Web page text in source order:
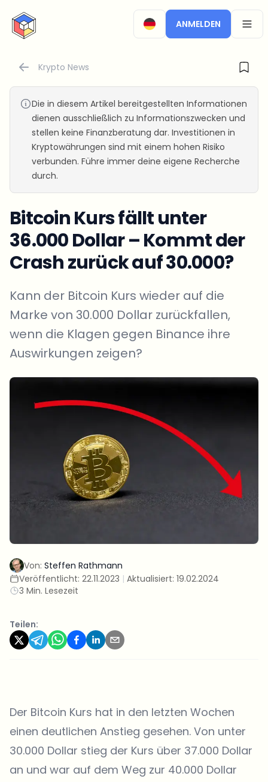
CryptoTicker
ANMELDEN
Krypto News
Die in diesem Artikel bereitgestellten Informationen
dienen ausschließlich zu Informationszwecken und
stellen keine Finanzberatung dar. Investitionen in
Kryptowährungen sind mit einem hohen Risiko
verbunden. Führe immer deine eigene Recherche
durch.
Bitcoin Kurs fällt unter
36.000 Dollar – Kommt der
Crash zurück auf 30.000?
Kann der Bitcoin Kurs wieder auf die
Marke von 30.000 Dollar zurückfallen,
wenn die Klagen gegen Binance ihre
Auswirkungen zeigen?
Von: Steffen Rathmann
Veröffentlicht: 22.11.2023 | Aktualisiert: 19.02.2024
3 Min. Lesezeit
Teilen:
Der Bitcoin Kurs hat in den letzten Wochen
einen deutlichen Anstieg gesehen. Von unter
30.000 Dollar stieg der Kurs über 37.000 Dollar
an und war auf dem Weg zur 40.000 Dollar